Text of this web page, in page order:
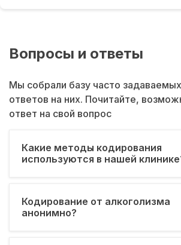
Вопросы и ответы
Мы собрали базу часто
ответов на них. Почитайте,
ответ на свой вопрос
Какие методы кодирования
используются в нашей
Кодирование от алкоголизма
анонимно?